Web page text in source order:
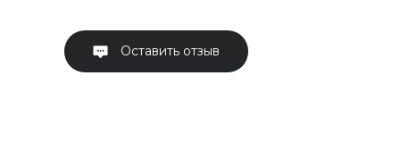
Оставить отзыв